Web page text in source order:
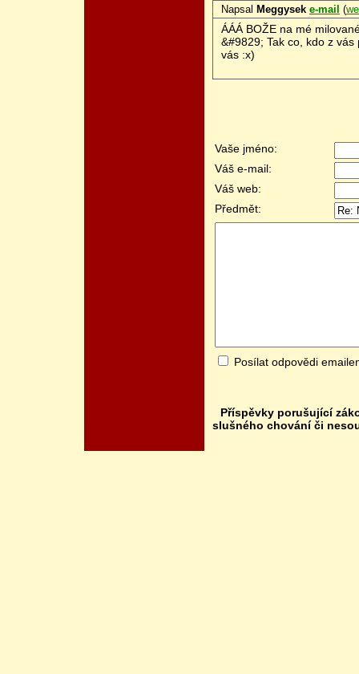
Napsal Meggysek e-mail (
ÁÁÁ BOŽE na mé
&#9829; Tak co, kdo z
vás :x)
Vaše jméno:
Váš e-mail:
Váš web:
Předmět:
Posílat odpovědi
Příspěvky porušující
slušného chování či